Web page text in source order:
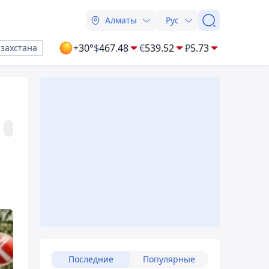
Алматы Рус
+30°$467.48 €539.52 ₽5.73
Последние Популярные